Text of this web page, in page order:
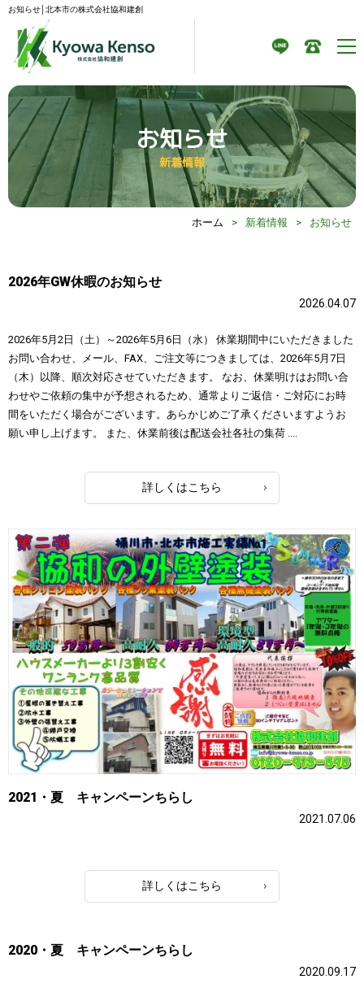
お知らせ│北本市の株式会社協和建創
お知らせ
新着情報
ホーム > 新着情報 > お知らせ
2026年GW休暇のお知らせ
2026.04.07
2026年5月2日（土）～2026年5月6日（水） 休業期間中にいただきました
お問い合わせ、メール、FAX、ご注文等につきましては、2026年5月7日
（木）以降、順次対応させていただきます。 なお、休業明けはお問い合
わせやご依頼の集中が予想されるため、通常よりご返信・ご対応にお時
間をいただく場合がございます。あらかじめご了承くださいますようお
願い申し上げます。 また、休業前後は配送会社各社の集荷 ....
詳しくはこちら
2021・夏 キャンペーンちらし
2021.07.06
詳しくはこちら
2020・夏 キャンペーンちらし
2020.09.17